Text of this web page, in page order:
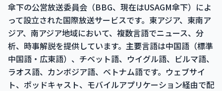
傘下の公営放送委員会（BBG、現在はUSAGM傘下）によ
って設立された国際放送サービスです。東アジア、東南ア
ジア、南アジア地域において、複数言語でニュース、分
析、時事解説を提供しています。主要言語は中国語（標準
中国語・広東語）、チベット語、ウイグル語、ビルマ語、
ラオス語、カンボジア語、ベトナム語です。ウェブサイ
ト、ポッドキャスト、モバイルアプリケーション経由で配